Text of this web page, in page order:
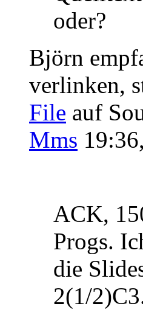
oder?
Björn
verlinken,
File auf
Mms
ACK,
Progs.
die
2(1/